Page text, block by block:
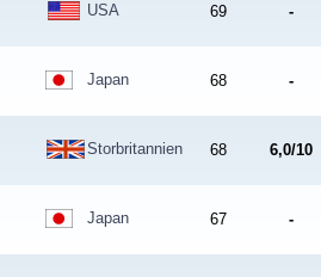
USA 69 -
Japan 68 -
Storbritannien 68 6,0/10
Japan 67 -